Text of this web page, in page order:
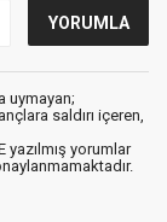
uymayan;
saldırı içeren,
yazılmış yorumlar